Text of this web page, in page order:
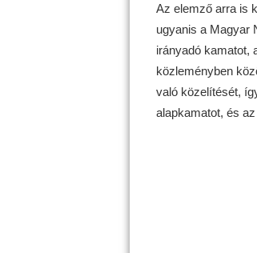
Az elemző arra is
ugyanis a Magyar
irányadó kamatot,
közleményben
való közelítését,
alapkamatot, és